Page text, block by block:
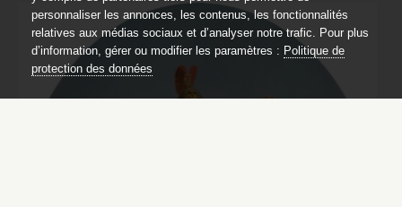
personnaliser les annonces, les contenus, les fonctionnalités
relatives aux médias sociaux et d’analyser notre trafic. Pour plus
d’information, gérer ou modifier les paramètres : Politique de
protection des données